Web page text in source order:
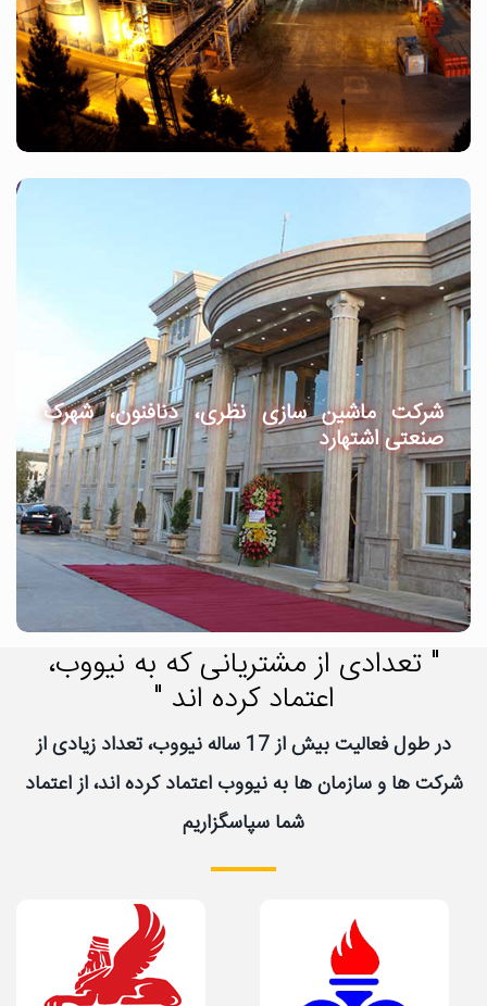
شرکت ماشین سازی نظری، دنافنون، شهرک
صنعتی اشتهارد
" تعدادی از مشتریانی که به نیووب،
اعتماد کرده اند "
در طول فعالیت بیش از 17 ساله نیووب، تعداد زیادی از
شرکت ها و سازمان ها به نیووب اعتماد کرده اند، از اعتماد
شما سپاسگزاریم